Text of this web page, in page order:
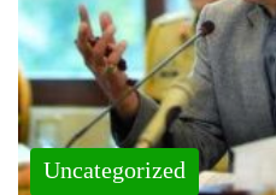
Uncategorized